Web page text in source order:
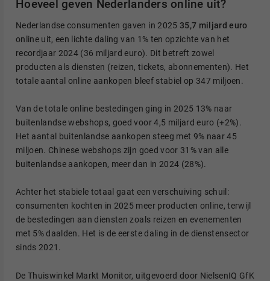
Hoeveel geven Nederlanders online uit?
Nederlandse consumenten gaven in 2025 35,7 miljard euro
online uit, een lichte daling van 1% ten opzichte van het
recordjaar 2024 (36 miljard euro). Dit betreft zowel
producten als diensten (reizen, tickets, abonnementen). Het
totale aantal online aankopen bleef stabiel op 347 miljoen.
Van de totale online bestedingen ging in 2025 13% naar
buitenlandse webshops, goed voor 4,5 miljard euro (+2%).
Het aantal buitenlandse aankopen steeg met 9% naar 45
miljoen. Chinese webshops zijn goed voor 31% van alle
buitenlandse aankopen, meer dan in 2024 (28%).
Achter het stabiele totaal gaat een verschuiving schuil:
consumenten kochten in 2025 meer producten online, terwijl
de bestedingen aan diensten zoals reizen en evenementen
met 5% daalden. Het is de eerste daling in de dienstensector
sinds 2021.
De Thuiswinkel Markt Monitor, uitgevoerd door NielsenIQ GfK